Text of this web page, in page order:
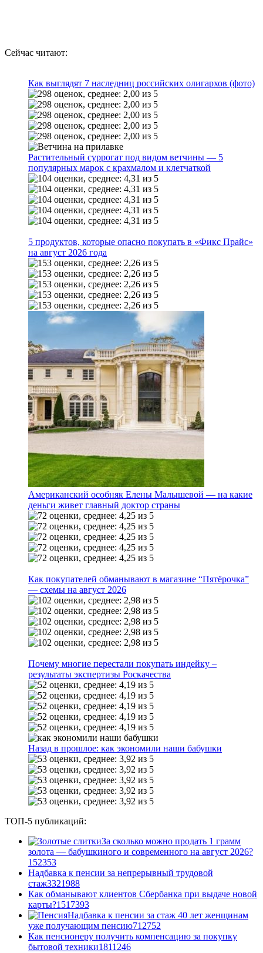
Сейчас читают:
Как выглядят 7 наследниц российских олигархов (фото)
Растительный суррогат под видом ветчины — 5
популярных марок с крахмалом и клетчаткой
5 продуктов, которые опасно покупать в «Фикс Прайс»
на август 2026 года
Американский особняк Елены Малышевой — на какие
деньги живет главный доктор страны
Как покупателей обманывают в магазине “Пятёрочка”
— схемы на август 2026
Почему многие перестали покупать индейку –
результаты экспертизы Роскачества
Назад в прошлое: как экономили наши бабушки
ТОП-5 публикаций:
За сколько можно продать 1 грамм
золота — бабушкиного и современного на август 2026?
152353
Надбавка к пенсии за непрерывный трудовой
стаж3321988
Как обманывают клиентов Сбербанка при выдаче новой
карты?1517393
Надбавка к пенсии за стаж 40 лет женщинам
уже получающим пенсию712752
Как пенсионеру получить компенсацию за покупку
бытовой техники1811246